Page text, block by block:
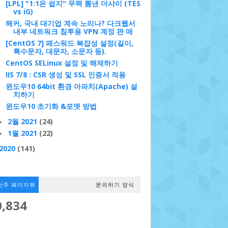
[LPL] "1:1은 쉽지" 무력 뽐낸 더샤이 (TES
vs iG)
해커, 국내 대기업 계속 노리나? 다크웹서
내부 네트워크 침투용 VPN 계정 판 매
[CentOS 7] 패스워드 복잡성 설정(길이,
특수문자, 대문자, 소문자 등).
CentOS SELinux 설정 및 해제하기
IIS 7/8 : CSR 생성 및 SSL 인증서 적용
윈도우10 64bit 환경 아파치(Apache) 설
치하기
윈도우10 초기화 &포맷 방법
2월 2021 (24)
1월 2021 (22)
2020 (141)
주 페이지뷰 문의하기 양식